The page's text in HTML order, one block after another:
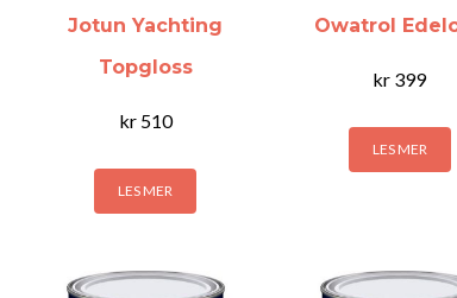
Jotun Yachting
Topgloss
kr510
LES MER
Owatrol
kr 399
LES MER